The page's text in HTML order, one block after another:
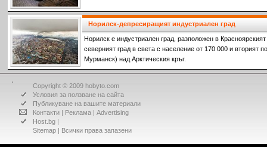
Норилск-депресиращият индустриален град
Норилск е индустриален град, разположен в
северният град в света с население от 170 000 и вторият
Мурманск) над Арктическия кръг.
Copyright © 2009 hobyto.com
Условия за ползване на сайта
Публикуване на вашите материали
Контакти | Реклама | Advertising
Host.bg |
Sitemap | Всички права запазени